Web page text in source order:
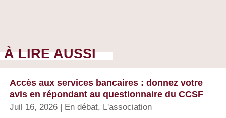
À LIRE AUSSI
Accès aux services bancaires : donnez votre
avis en répondant au questionnaire du CCSF
Juil 16, 2026 En débat, L'association